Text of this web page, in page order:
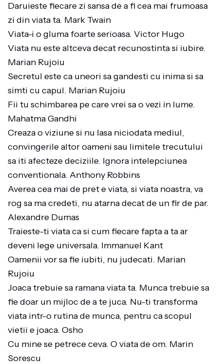
Daruieste fiecare zi sansa de a fi cea mai frumoasa
zi din viata ta. Mark Twain
Viata-i o gluma foarte serioasa. Victor Hugo
Viata nu este altceva decat recunostinta si iubire.
Marian Rujoiu
Secretul este ca uneori sa gandesti cu inima si sa
simti cu capul. Marian Rujoiu
Fii tu schimbarea pe care vrei sa o vezi in lume.
Mahatma Gandhi
Creaza o viziune si nu lasa niciodata mediul,
convingerile altor oameni sau limitele trecutului
sa iti afecteze deciziile. Ignora intelepciunea
conventionala. Anthony Robbins
Averea cea mai de pret e viata, si viata noastra, va
rog sa ma credeti, nu atarna decat de un fir de par.
Alexandre Dumas
Traieste-ti viata ca si cum fiecare fapta a ta ar
deveni lege universala. Immanuel Kant
Oamenii vor sa fie iubiti, nu judecati. Marian
Rujoiu
Joaca trebuie sa ramana viata ta. Munca trebuie sa
fie doar un mijloc de a te juca. Nu-ti transforma
viata intr-o rutina de munca, pentru ca scopul
vietii e joaca. Osho
Cu mine se petrece ceva. O viata de om. Marin
Sorescu